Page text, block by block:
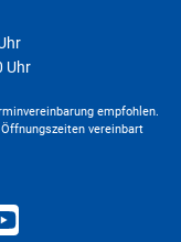
Uhr
empfohlen.
vereinbart